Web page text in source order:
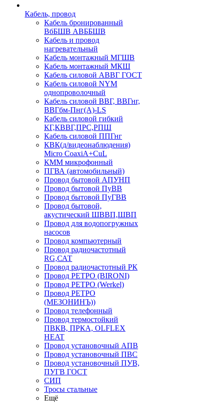
Кабель, провод
Кабель бронированный
ВбБШВ АВББШВ
Кабель и провод
нагревательный
Кабель монтажный МГШВ
Кабель монтажный МКШ
Кабель силовой АВВГ ГОСТ
Кабель силовой NYM
однопроволочный
Кабель силовой ВВГ, ВВГнг,
ВВГбм-Пнг(А)-LS
Кабель силовой гибкий
КГ,КВВГ,ПРС,РПШ
Кабель силовой ППГнг
КВК(д/видеонаблюдения)
Micro CoaxiA+CuL
КММ микрофонный
ПГВА (автомобильный)
Провод бытовой АПУНП
Провод бытовой ПуВВ
Провод бытовой ПуГВВ
Провод бытовой,
акустический ШВВП,ШВП
Провод для водопогружных
насосов
Провод компьютерный
Провод радиочастотный
RG,САТ
Провод радиочастотный РК
Провод РЕТРО (BIRONI)
Провод РЕТРО (Werkel)
Провод РЕТРО
(МЕЗОНИНЪ))
Провод телефонный
Провод термостойкий
ПВКВ, ПРКА, OLFLEX
HEAT
Провод установочный АПВ
Провод установочный ПВС
Провод установочный ПУВ,
ПУГВ ГОСТ
СИП
Тросы стальные
Ещё